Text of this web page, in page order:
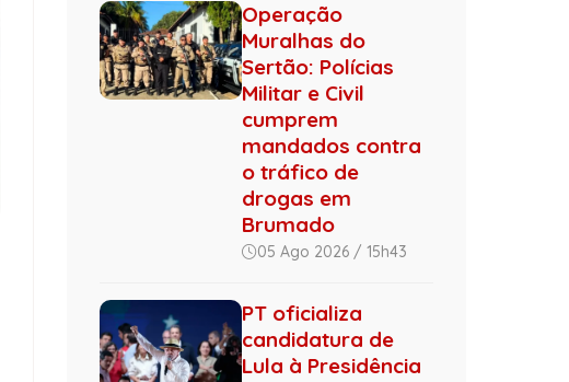
Operação
Muralhas do
Sertão: Polícias
Militar e Civil
cumprem
mandados contra
o tráfico de
drogas em
Brumado
05 Ago 2026 / 15h43
PT oficializa
candidatura de
Lula à Presidência